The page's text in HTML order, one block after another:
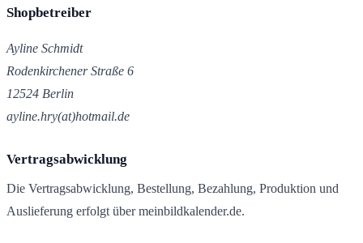
Shopbetreiber
Ayline Schmidt
Rodenkirchener Straße 6
12524 Berlin
ayline.hry(at)hotmail.de
Vertragsabwicklung
Die Vertragsabwicklung, Bestellung, Bezahlung, Produktion und
Auslieferung erfolgt über meinbildkalender.de.